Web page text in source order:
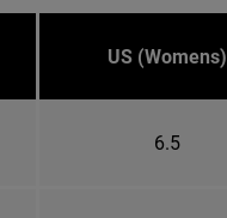
US (Womens)
6.5